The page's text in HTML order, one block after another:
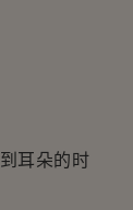
耳朵的时